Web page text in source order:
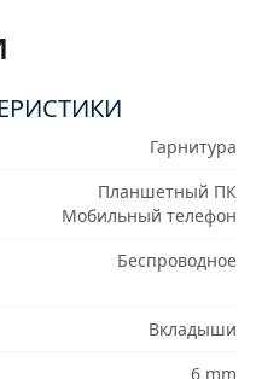
Гарнитура
Планшетный ПК
Мобильный телефон
Беспроводное
Вкладыши
6 mm